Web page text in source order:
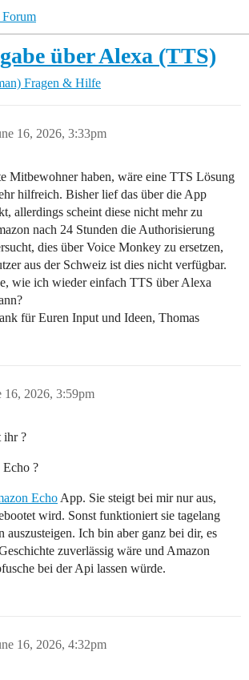
über Alexa (TTS)
Fragen & Hilfe
16, 2026, 3:33pm
Mitbewohner haben, wäre eine TTS Lösung
hilfreich. Bisher lief das über die App
allerdings scheint diese nicht mehr zu
nach 24 Stunden die Authorisierung
dies über Voice Monkey zu ersetzen,
aus der Schweiz ist dies nicht verfügbar.
wie ich wieder einfach TTS über Alexa
für Euren Input und Ideen, Thomas
16, 2026, 3:59pm
ihr ?
?
Echo App. Sie steigt bei mir nur aus,
wird. Sonst funktioniert sie tagelang
auszusteigen. Ich bin aber ganz bei dir, es
zuverlässig wäre und Amazon
bei der Api lassen würde.
16, 2026, 4:32pm